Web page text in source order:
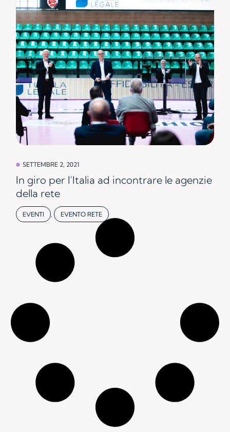
SETTEMBRE 2, 2021
In giro per l’Italia ad incontrare le agenzie
della rete
EVENTI , EVENTO RETE